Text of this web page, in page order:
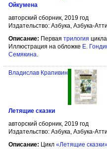
Ойкумена
авторский сборник, 2019 год
Издательство: Азбука, Азбука-
Описание: Первая трилогия
Иллюстрация на обложке Е.
Семякина.
Владислав Крапивин
Летящие сказки
авторский сборник, 2019 год
Издательство: Азбука, Азбука-
Описание: Цикл «Летящие